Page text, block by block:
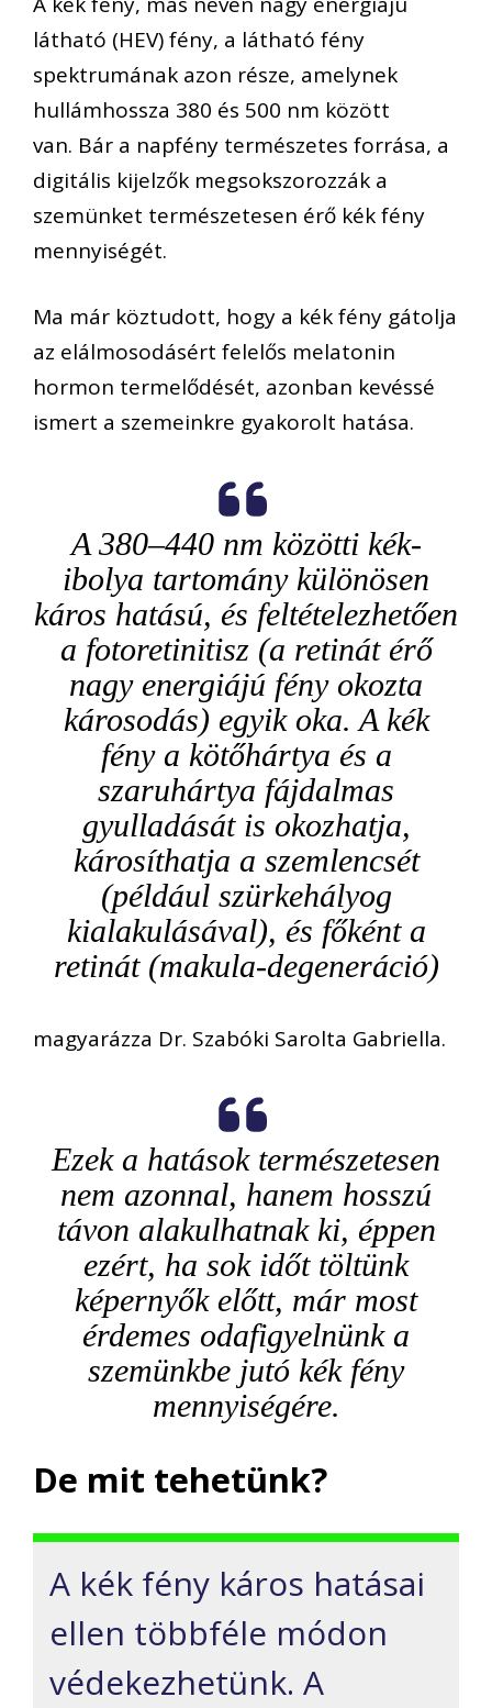
látható (HEV) fény, a látható fény
spektrumának azon része, amelynek
hullámhossza 380 és 500 nm között
van. Bár a napfény természetes forrása, a
digitális kijelzők megsokszorozzák a
szemünket természetesen érő kék fény
mennyiségét.
Ma már köztudott, hogy a kék fény gátolja
az elálmosodásért felelős melatonin
hormon termelődését, azonban kevéssé
ismert a szemeinkre gyakorolt hatása.
A 380–440 nm közötti kék-
ibolya tartomány különösen
káros hatású, és feltételezhetően
a fotoretinitisz (a retinát érő
nagy energiájú fény okozta
károsodás) egyik oka. A kék
fény a kötőhártya és a
szaruhártya fájdalmas
gyulladását is okozhatja,
károsíthatja a szemlencsét
(például szürkehályog
kialakulásával), és főként a
retinát (makula-degeneráció)
magyarázza Dr. Szabóki Sarolta Gabriella.
Ezek a hatások természetesen
nem azonnal, hanem hosszú
távon alakulhatnak ki, éppen
ezért, ha sok időt töltünk
képernyők előtt, már most
érdemes odafigyelnünk a
szemünkbe jutó kék fény
mennyiségére.
De mit tehetünk?
A kék fény káros hatásai
ellen többféle módon
védekezhetünk. A